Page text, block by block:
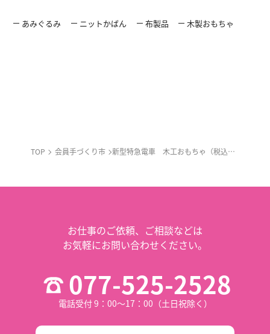
あみぐるみ ニットかばん 布製品 木製おもちゃ
TOP 会員手づくり市 新型特急電車 木工おもちゃ（税込価格 １２００円）
お仕事のご依頼、 ご相談などは
お気軽にお問い合わせください。
077-525-2528
電話受付 9：00～17：00（土日祝除く）